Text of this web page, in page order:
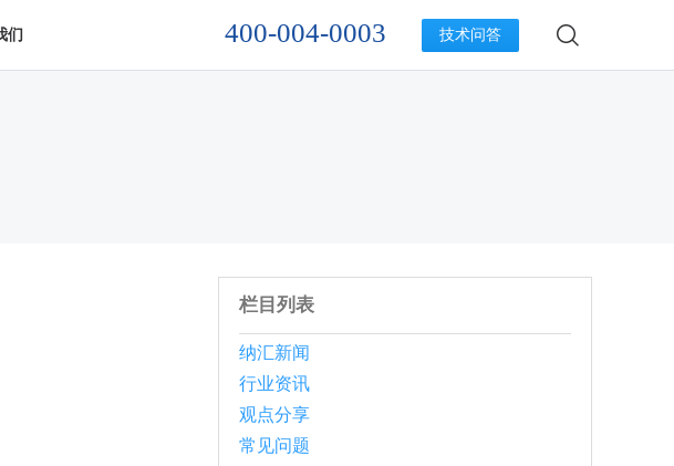
们 400-004-0003 技术问答
栏目列表
纳汇新闻
行业资讯
观点分享
常见问题